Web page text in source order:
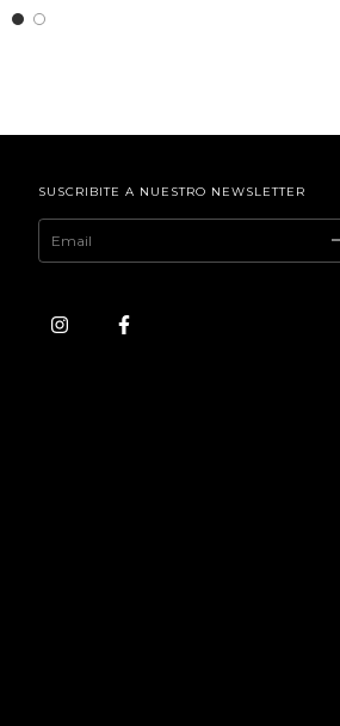
SUSCRIBITE A NUESTRO NEWSLETTER